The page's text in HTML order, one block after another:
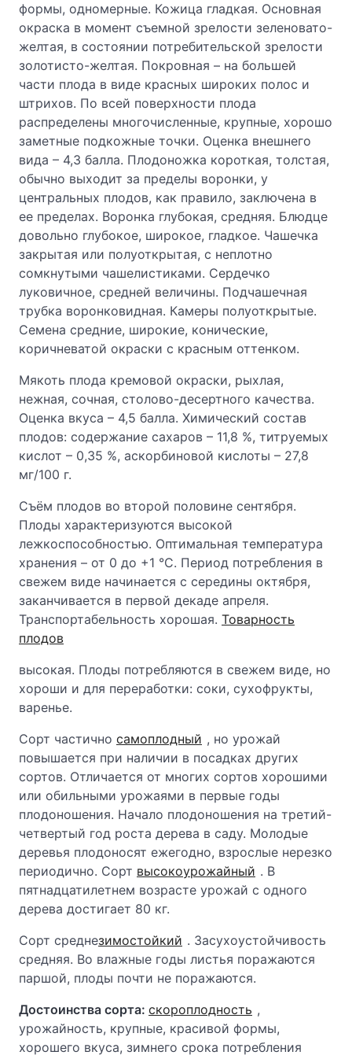
формы, одномерные. Кожица гладкая. Основная
окраска в момент съемной зрелости зеленовато-
желтая, в состоянии потребительской зрелости
золотисто-желтая. Покровная – на большей
части плода в виде красных широких полос и
штрихов. По всей поверхности плода
распределены многочисленные, крупные, хорошо
заметные подкожные точки. Оценка внешнего
вида – 4,3 балла. Плодоножка короткая, толстая,
обычно выходит за пределы воронки, у
центральных плодов, как правило, заключена в
ее пределах. Воронка глубокая, средняя. Блюдце
довольно глубокое, широкое, гладкое. Чашечка
закрытая или полуоткрытая, с неплотно
сомкнутыми чашелистиками. Сердечко
луковичное, средней величины. Подчашечная
трубка воронковидная. Камеры полуоткрытые.
Семена средние, широкие, конические,
коричневатой окраски с красным оттенком.
Мякоть плода кремовой окраски, рыхлая,
нежная, сочная, столово-десертного качества.
Оценка вкуса – 4,5 балла. Химический состав
плодов: содержание сахаров – 11,8 %, титруемых
кислот – 0,35 %, аскорбиновой кислоты – 27,8
мг/100 г.
Съём плодов во второй половине сентября.
Плоды характеризуются высокой
лежкоспособностью. Оптимальная температура
хранения – от 0 до +1 °С. Период потребления в
свежем виде начинается с середины октября,
заканчивается в первой декаде апреля.
Транспортабельность хорошая. Товарность
плодов
высокая. Плоды потребляются в свежем виде, но
хороши и для переработки: соки, сухофрукты,
варенье.
Сорт частично самоплодный , но урожай
повышается при наличии в посадках других
сортов. Отличается от многих сортов хорошими
или обильными урожаями в первые годы
плодоношения. Начало плодоношения на третий-
четвертый год роста дерева в саду. Молодые
деревья плодоносят ежегодно, взрослые нерезко
периодично. Сорт высокоурожайный . В
пятнадцатилетнем возрасте урожай с одного
дерева достигает 80 кг.
Сорт среднезимостойкий . Засухоустойчивость
средняя. Во влажные годы листья поражаются
паршой, плоды почти не поражаются.
Достоинства сорта: скороплодность ,
урожайность, крупные, красивой формы,
хорошего вкуса, зимнего срока потребления